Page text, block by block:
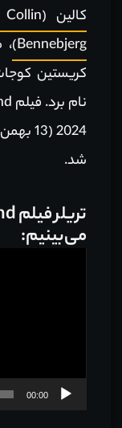
کالین (Amanda Collin)
Bennebjerg)
شد.
می‌بینیم:
00:00